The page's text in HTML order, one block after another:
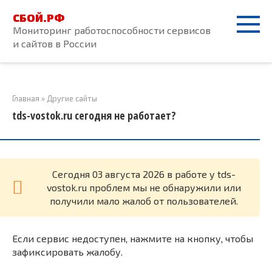
контенту
СБОЙ.РФ
Мониторинг работоспособности сервисов
и сайтов в России
Главная » Другие сайты
tds-vostok.ru сегодня не работает?
Cегодня 03 августа 2026 в работе у tds-
vostok.ru проблем мы не обнаружили или
получили мало жалоб от пользователей.
Если сервис недоступен, нажмите на кнопку, чтобы
зафиксировать жалобу.